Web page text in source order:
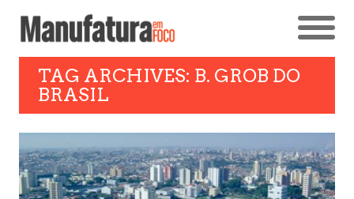
TAG ARCHIVES: B. GROB DO
BRASIL